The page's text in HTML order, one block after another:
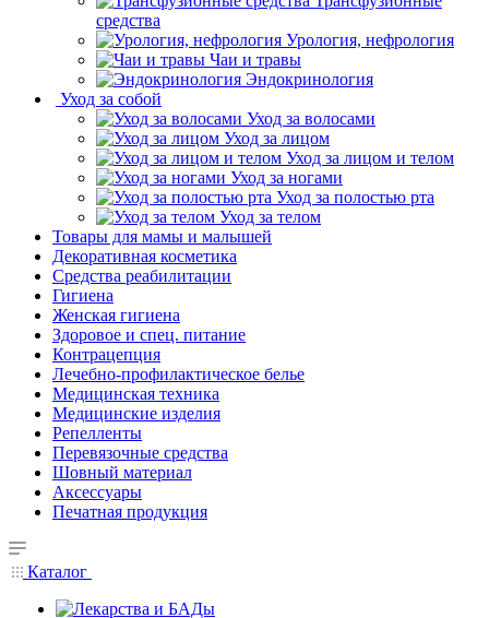
средства
Урология, нефрология
Чаи и травы
Эндокринология
Уход за собой
Уход за волосами
Уход за лицом
Уход за лицом и телом
Уход за ногами
Уход за полостью рта
Уход за телом
Товары для мамы и малышей
Декоративная косметика
Средства реабилитации
Гигиена
Женская гигиена
Здоровое и спец. питание
Контрацепция
Лечебно-профилактическое белье
Медицинская техника
Медицинские изделия
Репелленты
Перевязочные средства
Шовный материал
Аксессуары
Печатная продукция
Каталог